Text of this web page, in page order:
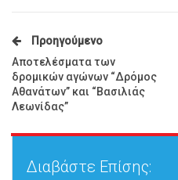
Προηγούμενο
Αποτελέσματα των
δρομικών αγώνων “Δρόμος
Αθανάτων” και “Βασιλιάς
Λεωνίδας”
Διαβάστε Επίσης: